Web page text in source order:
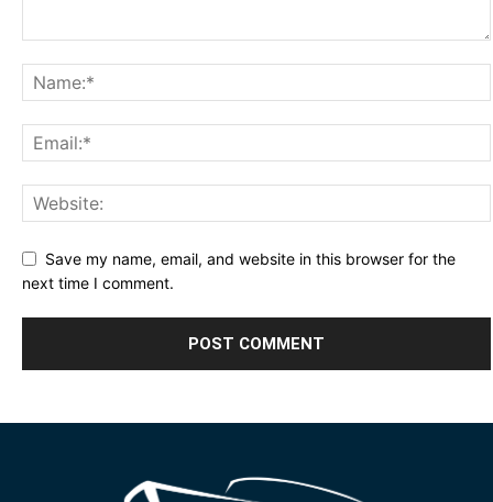
Save my name, email, and website in this browser for the
next time I comment.